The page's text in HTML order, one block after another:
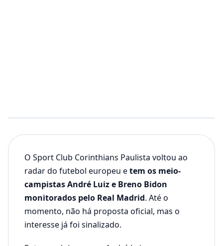
O Sport Club Corinthians Paulista voltou ao
radar do futebol europeu etem os meio-
campistas André Luiz e Breno Bidon
monitorados pelo Real Madrid. Até o
momento, não há proposta oficial, mas o
interesse já foi sinalizado.